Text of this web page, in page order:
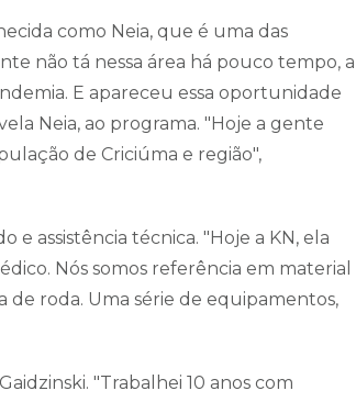
como Neia, que é uma das
não tá nessa área há pouco tempo, a
E apareceu essa oportunidade
Neia, ao programa. "Hoje a gente
de Criciúma e região",
assistência técnica. "Hoje a KN, ela
Nós somos referência em material
roda. Uma série de equipamentos,
"Trabalhei 10 anos com